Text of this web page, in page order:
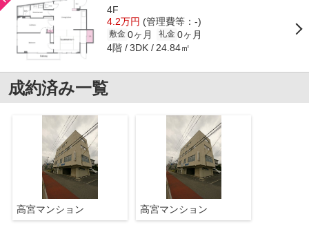
4F
4.2万円 (管理費等：-)
敷金 0ヶ月 礼金 0ヶ月
4階 3DK 24.84㎡
成約済み一覧
高宮マンション 高宮マンション